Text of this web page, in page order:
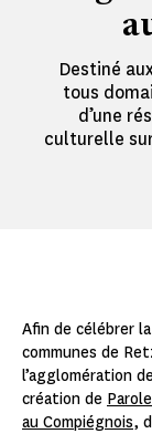
Destiné
tous
d’une
culturelle
Afin de célébrer
communes de
l’agglomération
création de
au Compiégnois,